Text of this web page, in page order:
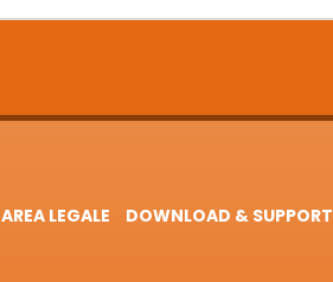
AREA LEGALE DOWNLOAD & SUPPORT